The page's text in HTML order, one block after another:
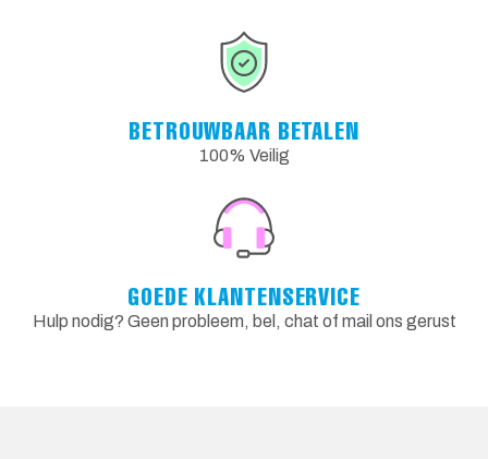
BETROUWBAAR BETALEN
100% Veilig
GOEDE KLANTENSERVICE
Hulp nodig? Geen probleem, bel, chat of mail ons gerust